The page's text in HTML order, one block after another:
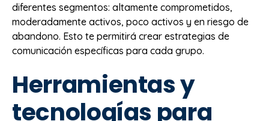
diferentes segmentos: altamente comprometidos,
moderadamente activos, poco activos y en riesgo de
abandono. Esto te permitirá crear estrategias de
comunicación específicas para cada grupo.
Herramientas y
tecnologías para